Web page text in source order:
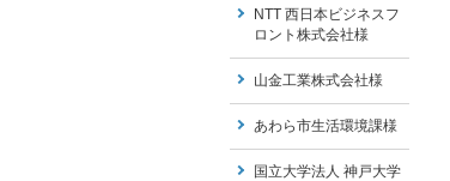
NTT 西日本ビジネスフ
ロント株式会社様
山金工業株式会社様
あわら市生活環境課様
国立大学法人 神戸大学